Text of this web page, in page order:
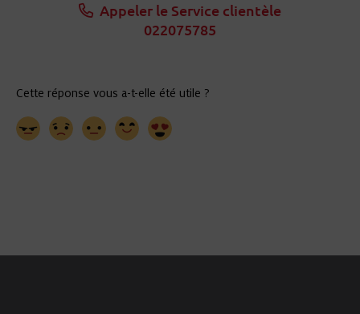
Appeler le Service clientèle
022075785